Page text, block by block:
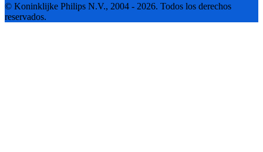
© Koninklijke Philips N.V., 2004 - 2026. Todos los derechos
reservados.